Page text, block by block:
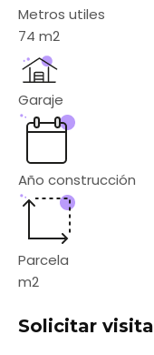
Metros utiles
74 m2
Garaje
Año construcción
Parcela
m2
Solicitar visita